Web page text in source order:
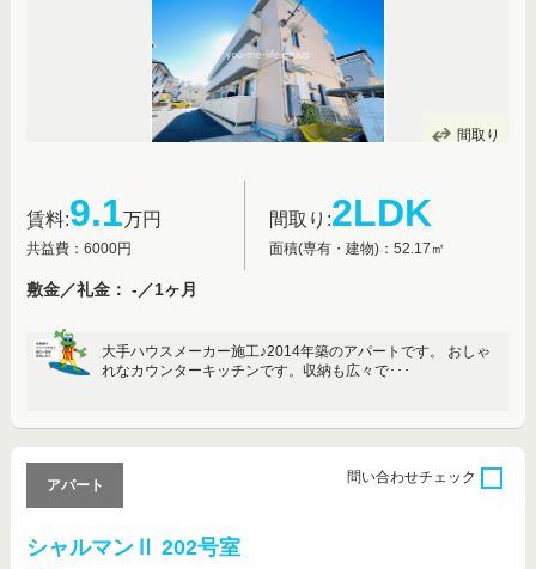
間取り
賃料:9.1万円
共益費：6000円
間取り:2LDK
面積(専有・建物)：52.17㎡
敷金／礼金： -／1ヶ月
大手ハウスメーカー施工♪2014年築のアパートです。 おしゃ
れなカウンターキッチンです。収納も広々で･･･
シャルマンⅡ 202号室
アパート
問い合わせチェック